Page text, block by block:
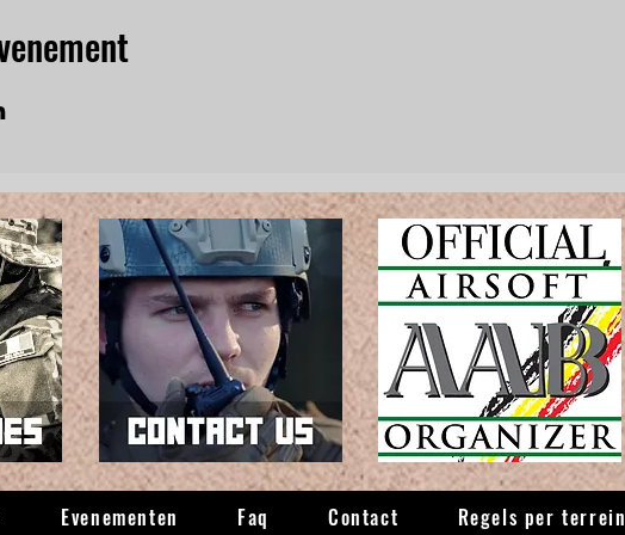
Evenementen Faq Contact Regels per terrein